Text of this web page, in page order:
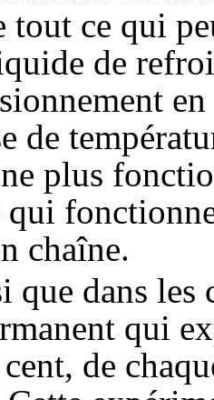
tout ce qui
de
de
plus
qui
chaîne.
que dans
qui
de